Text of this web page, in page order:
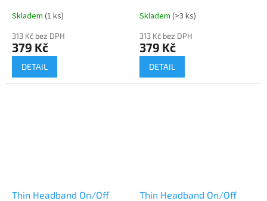
Skladem (1 ks)
313 Kč bez DPH
379 Kč
DETAIL
Skladem (>3 ks)
313 Kč bez DPH
379 Kč
DETAIL
Thin Headband On/Off
Thin Headband On/Off